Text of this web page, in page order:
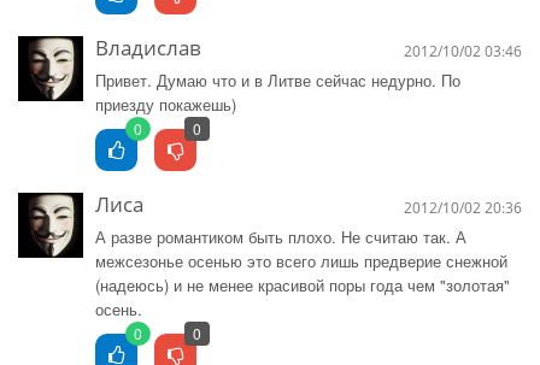
Владислав 2012/10/02 03:46
Привет. Думаю что и в Литве сейчас недурно. По
приезду покажешь)
0 0
Лиса 2012/10/02 20:36
А разве романтиком быть плохо. Не считаю так. А
межсезонье осенью это всего лишь предверие снежной
(надеюсь) и не менее красивой поры года чем "золотая"
осень.
0 0